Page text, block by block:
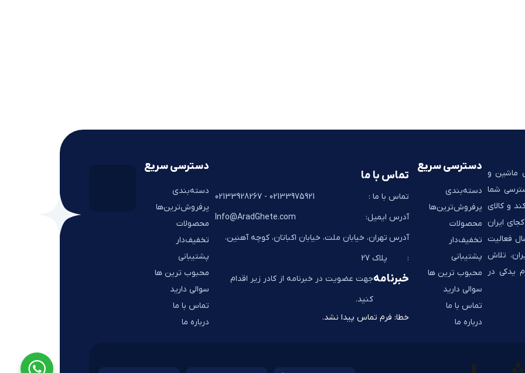
ماشین و
شما
و کالای
ایران
به شما تحویل می‌دهد. به پشتوانه 14 سال فعالیت
تلاش
یدکی در
دسترسی سریع
دسته‌بندی
پرفروش‌ترین‌ها
محصولات
تخفیف‌دار
پشتیبانی
محبوب ترین ها
سوالی دارید
تماس با ما
درباره ما
تماس با ما
تماس با ما :
02133975921 - 02133928267
آدرس ایمیل:
Info@AradGhete.com
آدرس
:
تهران، خیابان ملت، خیابان اکباتان، کوچه آهنین،
پلاک 27
خبرنامهجهت عضویت در خبرنامه از کادر زیر اقدام
کنید.
خطا: فرم تماس پیدا نشد.
دسترسی سریع
دسته‌بندی
پرفروش‌ترین‌ها
محصولات
تخفیف‌دار
پشتیبانی
محبوب ترین ها
سوالی دارید
تماس با ما
درباره ما